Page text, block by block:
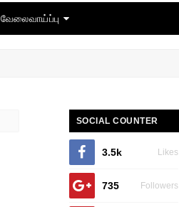
வேலைவாய்ப்பு
SOCIAL COUNTER
3.5k Likes
735 Followers